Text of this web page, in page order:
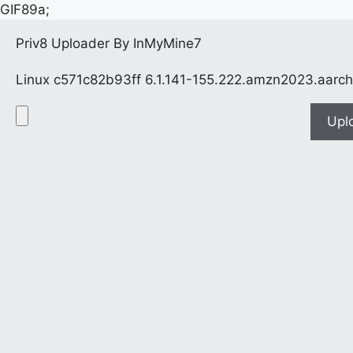
GIF89a;
Priv8 Uploader By InMyMine7